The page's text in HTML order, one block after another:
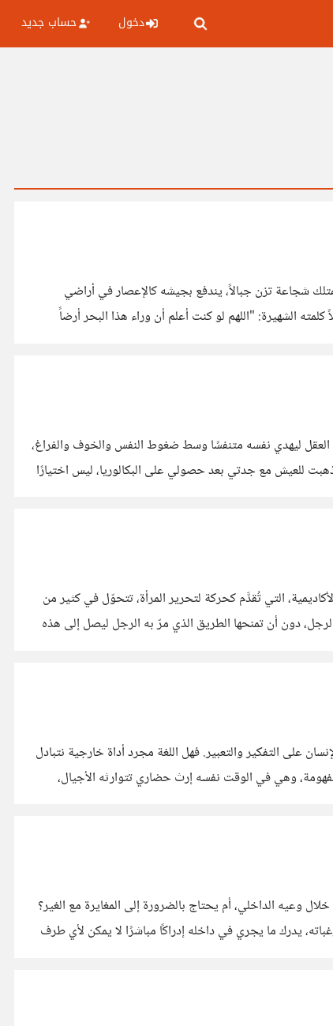
دخول حساب جديد
يمتلك شجاعة تزن جبالاً، يندفع بجيشه كالإعصار في أراضي
الشهيرة: "اللهم لو كنت أعلم أن وراء هذا البحر أرضاً
العقل ليهدي نفسه متنفسًا وسط ضغوط النفس والخوف والفراغ،
للعيش مع جدتي بعد حصولي على البكالوريا، ليس اختيارًا
التي تُقدَّم كحركة لتحرير المرأة، تتحوّل في كثير من
دون أن تمنحها الطريق الذي مرّ به الرجل ليصل إلى هذه
على التفكير والتعبير. فهل اللغة مجرد أداة خارجية نتبادل
بطريقة منظمة ومفهومة، وهي في الوقت نفسه إرث حضاري تتوارثه الأجيال،
وعيه الداخلي، أم يحتاج بالضرورة إلى المغايرة مع الغير؟
يدرك ما يجري في داخله إدراكًا مباشرًا لا يمكن لأي طرف